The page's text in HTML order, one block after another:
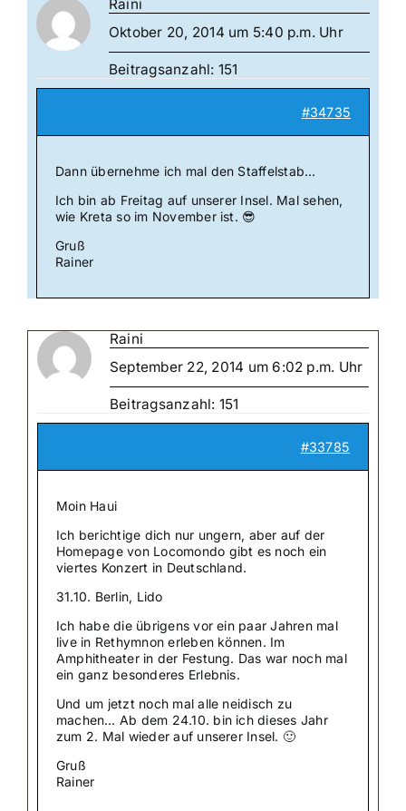
Raini
Oktober 20, 2014 um 5:40 p.m. Uhr
Beitragsanzahl: 151
#34735
Dann übernehme ich mal den Staffelstab…
Ich bin ab Freitag auf unserer Insel. Mal sehen,
wie Kreta so im November ist. 😎
Gruß
Rainer
Raini
September 22, 2014 um 6:02 p.m. Uhr
Beitragsanzahl: 151
#33785
Moin Haui
Ich berichtige dich nur ungern, aber auf der
Homepage von Locomondo gibt es noch ein
viertes Konzert in Deutschland.
31.10. Berlin, Lido
Ich habe die übrigens vor ein paar Jahren mal
live in Rethymnon erleben können. Im
Amphitheater in der Festung. Das war noch mal
ein ganz besonderes Erlebnis.
Und um jetzt noch mal alle neidisch zu
machen… Ab dem 24.10. bin ich dieses Jahr
zum 2. Mal wieder auf unserer Insel. 🙂
Gruß
Rainer